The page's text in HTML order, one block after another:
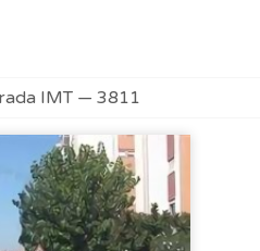
IMT — 3811